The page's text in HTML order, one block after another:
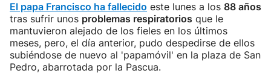
El papa Francisco ha fallecido este lunes a los 88 años
tras sufrir unos problemas respiratorios que le
mantuvieron alejado de los fieles en los últimos
meses, pero, el día anterior, pudo despedirse de ellos
subiéndose de nuevo al 'papamóvil' en la plaza de San
Pedro, abarrotada por la Pascua.